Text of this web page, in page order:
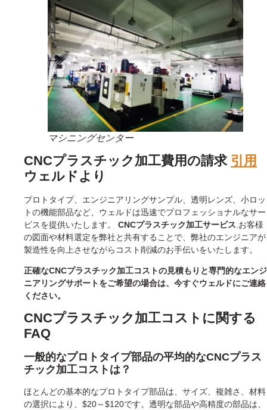
マシニングセンター
CNCプラスチック加工費用の請求 引用
ウェルドより
プロトタイプ、エンジニアリングサンプル、透明レンズ、小ロッ
トの機能部品など、ウェルドは迅速でプロフェッショナルなサー
ビスを提供いたします。 CNCプラスチック加工サービス .お客様
の図面や材料選定を弊社と共有することで、弊社のエンジニアが
製造性を向上させながらコスト削減のお手伝いをいたします。
正確なCNCプラスチック加工コストの見積もりと専門的なエンジ
ニアリングサポートをご希望の場合は、今すぐウェルドにご連絡
ください。
CNCプラスチック加工コストに関する
FAQ
一般的なプロトタイプ部品の平均的なCNCプラス
チック加工コストは？
ほとんどの基本的なプロトタイプ部品は、サイズ、複雑さ、材料
の選択により、$20～$120です。透明な部品や高精度の部品は、